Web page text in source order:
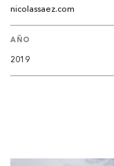
nicolassaez.com
AÑO
2019